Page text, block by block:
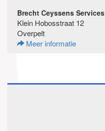
Brecht Ceyssens Services
Klein Hobosstraat 12
Overpelt
Meer informatie